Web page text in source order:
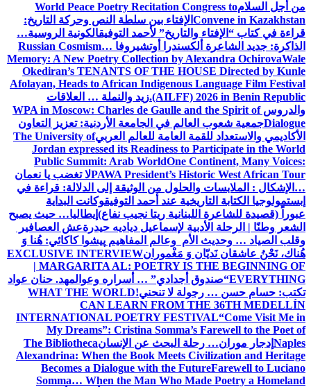
من أجل السلامWorld Peace Poetry Recitation Congress to
Convene in Kazakhstan الإفتاء بين سلطة النص وحركة التاريخ:
قراءة في كتاب “الإفتاء والتاريخ” لأحمد التوفيقالكونية الروسية…
الذاكرة: جديد الشاعرة ألكسندرا أوتشيروفا Russian Cosmism…
Memory: A New Poetry Collection by Alexandra OchirovaWale
Okediran’s TENANTS OF THE HOUSE Directed by Kunle
Afolayan, Heads to African Indigenous Language Film Festival
(AILFF) 2026 in Benin Republic. زيد والنملة … العلاقات
والدروسWPA in Moscow: Charles de Gaulle and the Spirit of
Dialogueجمعية شعوب العالم في الجامعة الأردنية: تعزيز التعاون
الأكاديمي والاستعداد للقمة العامة للعالم العربيThe University of
Jordan expressed its Readiness to Participate in the World
Public Summit: Arab WorldOne Continent, Many Voices:
PAWA President’s Historic West African Tourلا تغضب يا نعمان
…الإشكال : الملابسات والحلول من الوثيقة إلى الدلالة: قراءة في
إبستمولوجيا الكتابة التاريخية عند أحمد التوفيقوكانت البداية
عبوراً (قصيدة للشاعرة اللبنانية ريتا نجيب نفاع) إيطاليا… حيث يصبح
الشعر وطنًا | الرحلة الأدبية لإسماعيل دياديه حيدرةعش العصافير
وقلب الصياد … وحديث الأم وعالم المفاهيم پیشوا کاکائي: هُنا وَ
هُناك، نَحْنُ عاشقان نَديّان وَ مَغْمورانEXCLUSIVE INTERVIEW
| MARGARITA AL: POETRY IS THE BEGINNING OF
EVERYTHING“صندوق أجدادي” … أسراره وعوالمهد. حنان عواد
تكتب: حسام حسن … رجولة لا تنحني!WHAT THE WORLD
CAN LEARN FROM THE 36TH MEDELLÍN
INTERNATIONAL POETRY FESTIVAL“Come Visit Me in
My Dreams”: Cristina Somma’s Farewell to the Poet of
Naples إدجار موران… رحلة البحث عن الإنسانThe Bibliotheca
Alexandrina: When the Book Meets Civilization and Heritage
Becomes a Dialogue with the FutureFarewell to Luciano
Somma… When the Man Who Made Poetry a Homeland